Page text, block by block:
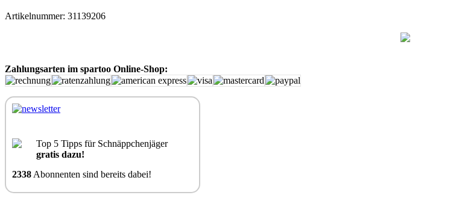
Artikelnummer: 31139206
Zahlungsarten im spartoo Online-Shop:
Top 5 Tipps für Schnäppchenjäger
gratis dazu!
2338 Abonnenten sind bereits dabei!